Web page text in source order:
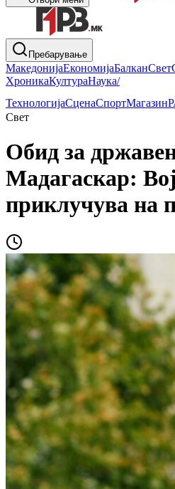
Пребарување
МакедонијаЕкономијаБалканСвет
ХроникаКултураНаука/
ТехнологијаСценаСпортМагазин
Свет
Обид за
Мадагаскар:
приклучува на